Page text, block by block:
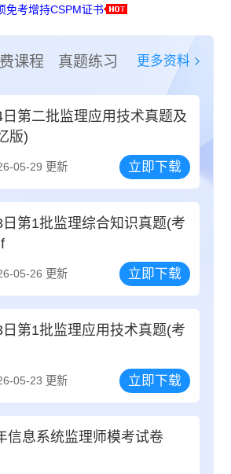
免考增持CSPM证书
课程 真题练习 更多资料
第二批监理应用技术真题及
版)
05-29 更新 立即下载
第1批监理综合知识真题(考
05-26 更新 立即下载
第1批监理应用技术真题(考
05-23 更新 立即下载
信息系统监理师模考试卷